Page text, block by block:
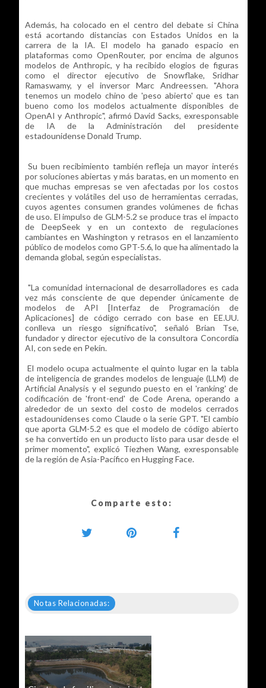
Además, ha colocado en el centro del debate si China
está acortando distancias con Estados Unidos en la
carrera de la IA. El modelo ha ganado espacio en
plataformas como OpenRouter, por encima de algunos
modelos de Anthropic, y ha recibido elogios de figuras
como el director ejecutivo de Snowflake, Sridhar
Ramaswamy, y el inversor Marc Andreessen. "Ahora
tenemos un modelo chino de 'peso abierto' que es tan
bueno como los modelos actualmente disponibles de
OpenAI y Anthropic", afirmó David Sacks, exresponsable
de IA de la Administración del presidente
estadounidense Donald Trump.
Su buen recibimiento también refleja un mayor interés
por soluciones abiertas y más baratas, en un momento en
que muchas empresas se ven afectadas por los costos
crecientes y volátiles del uso de herramientas cerradas,
cuyos agentes consumen grandes volúmenes de fichas
de uso. El impulso de GLM-5.2 se produce tras el impacto
de DeepSeek y en un contexto de regulaciones
cambiantes en Washington y retrasos en el lanzamiento
público de modelos como GPT-5.6, lo que ha alimentado la
demanda global, según especialistas.
"La comunidad internacional de desarrolladores es cada
vez más consciente de que depender únicamente de
modelos de API [Interfaz de Programación de
Aplicaciones] de código cerrado con base en EE.UU.
conlleva un riesgo significativo", señaló Brian Tse,
fundador y director ejecutivo de la consultora Concordia
AI, con sede en Pekín.
El modelo ocupa actualmente el quinto lugar en la tabla
de inteligencia de grandes modelos de lenguaje (LLM) de
Artificial Analysis y el segundo puesto en el 'ranking' de
codificación de 'front-end' de Code Arena, operando a
alrededor de un sexto del costo de modelos cerrados
estadounidenses como Claude o la serie GPT. "El cambio
que aporta GLM-5.2 es que el modelo de código abierto
se ha convertido en un producto listo para usar desde el
primer momento", explicó Tiezhen Wang, exresponsable
de la región de Asia-Pacífico en Hugging Face.
Comparte esto:
Notas Relacionadas: